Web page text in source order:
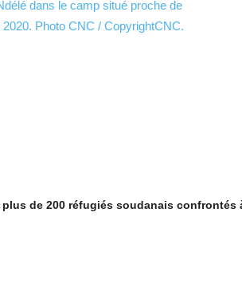
de 200 réfugiés soudanais confrontés